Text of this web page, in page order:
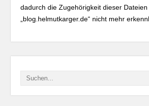
dadurch die Zugehörigkeit dieser Dateien
„blog.helmutkarger.de“ nicht mehr